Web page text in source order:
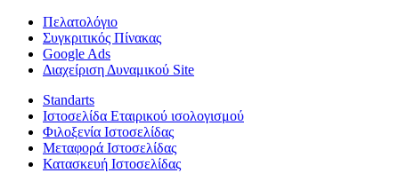
Πελατολόγιο
Συγκριτικός Πίνακας
Google Ads
Διαχείριση Δυναμικού Site
Standarts
Ιστοσελίδα Εταιρικού ισολογισμού
Φιλοξενία Ιστοσελίδας
Μεταφορά Ιστοσελίδας
Κατασκευή Ιστοσελίδας